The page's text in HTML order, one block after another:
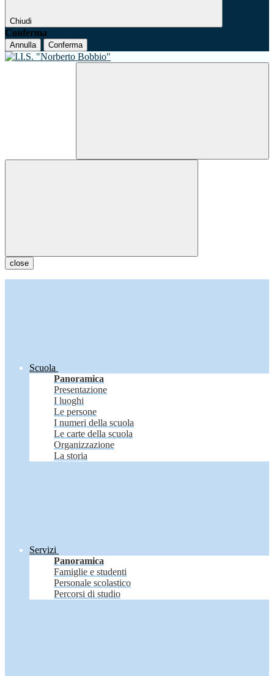
Chiudi
Conferma
Annulla Conferma
close
Scuola
Panoramica
Presentazione
I luoghi
Le persone
I numeri della scuola
Le carte della scuola
Organizzazione
La storia
Servizi
Panoramica
Famiglie e studenti
Personale scolastico
Percorsi di studio